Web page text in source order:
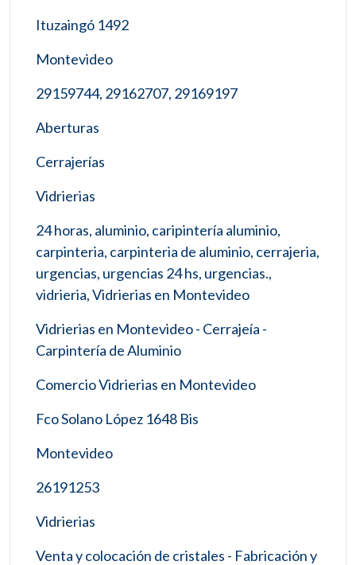
Ituzaingó 1492
Montevideo
29159744, 29162707, 29169197
Aberturas
Cerrajerías
Vidrierias
24 horas, aluminio, caripintería aluminio,
carpinteria, carpinteria de aluminio, cerrajeria,
urgencias, urgencias 24 hs, urgencias.,
vidrieria, Vidrierias en Montevideo
Vidrierias en Montevideo - Cerrajeía -
Carpintería de Aluminio
Comercio Vidrierias en Montevideo
Fco Solano López 1648 Bis
Montevideo
26191253
Vidrierias
Venta y colocación de cristales - Fabricación y